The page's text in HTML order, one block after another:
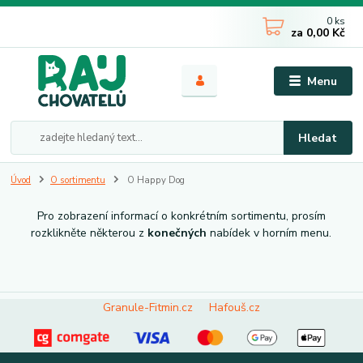
Menu
Hledat
0 ks
za 0,00 Kč
Úvod O sortimentu O Happy Dog
Pro zobrazení informací o konkrétním sortimentu, prosím
rozklikněte některou z konečnýchnabídek v horním menu.
Granule-Fitmin.cz Hafouš.cz